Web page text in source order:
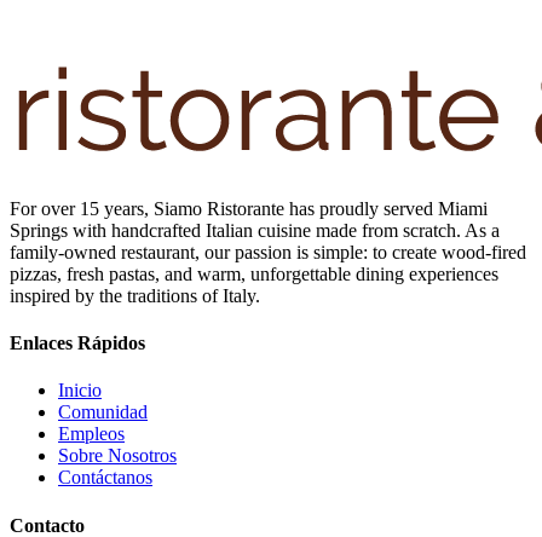
For over 15 years, Siamo Ristorante has proudly served Miami
Springs with handcrafted Italian cuisine made from scratch. As a
family-owned restaurant, our passion is simple: to create wood-fired
pizzas, fresh pastas, and warm, unforgettable dining experiences
inspired by the traditions of Italy.
Enlaces Rápidos
Inicio
Comunidad
Empleos
Sobre Nosotros
Contáctanos
Contacto